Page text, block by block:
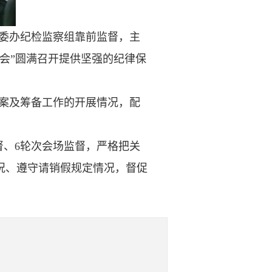
办纪检监察组靠前监督，主
”圆满召开提供坚强的纪律保
及筹备工作的开展情况，配
6轮次会场监督，严格把关
遵守请销假规定情况，督促